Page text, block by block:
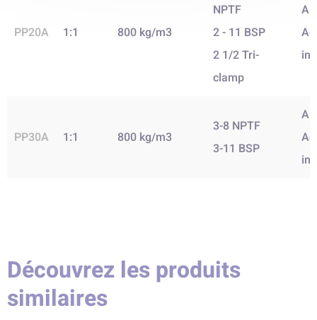
PP20A 1:1 800 kg/m3
NPTF
2 - 11 BSP
2 1/2 Tri-
clamp
PP30A 1:1 800 kg/m3
3-8 NPTF
3-11 BSP
Découvrez les produits
similaires